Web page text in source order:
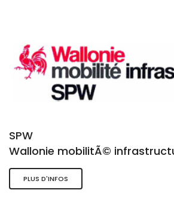
SPW
Wallonie mobilitÃ©
PLUS D'INFOS